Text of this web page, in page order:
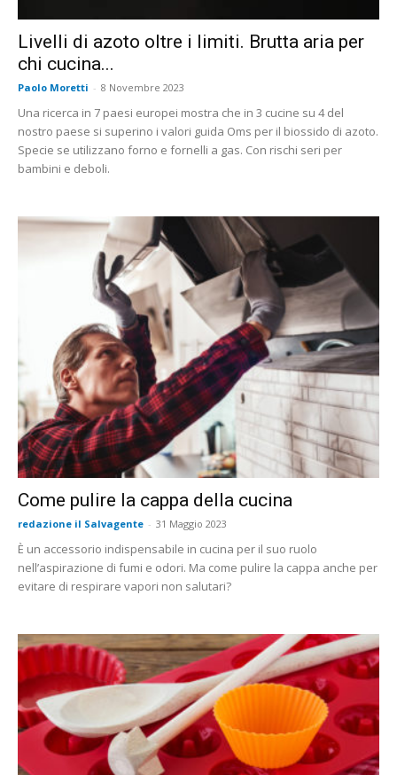
Livelli di azoto oltre i limiti. Brutta aria per
chi cucina...
Paolo Moretti - 8 Novembre 2023
Una ricerca in 7 paesi europei mostra che in 3 cucine su 4 del
nostro paese si superino i valori guida Oms per il biossido di azoto.
Specie se utilizzano forno e fornelli a gas. Con rischi seri per
bambini e deboli.
Come pulire la cappa della cucina
redazione il Salvagente - 31 Maggio 2023
È un accessorio indispensabile in cucina per il suo ruolo
nell’aspirazione di fumi e odori. Ma come pulire la cappa anche per
evitare di respirare vapori non salutari?